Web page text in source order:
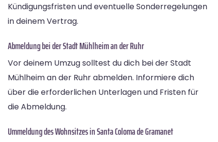
Kündigungsfristen und eventuelle Sonderregelungen
in deinem Vertrag.
Abmeldung bei der Stadt Mühlheim an der Ruhr
Vor deinem Umzug solltest du dich bei der Stadt
Mühlheim an der Ruhr abmelden. Informiere dich
über die erforderlichen Unterlagen und Fristen für
die Abmeldung.
Ummeldung des Wohnsitzes in Santa Coloma de Gramanet